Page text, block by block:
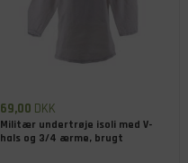
69,00 DKK
Militær undertrøje isoli med V-
hals og 3/4 ærme, brugt